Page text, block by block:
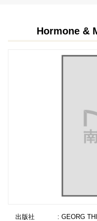
Hormone &
出版社
: GEORG